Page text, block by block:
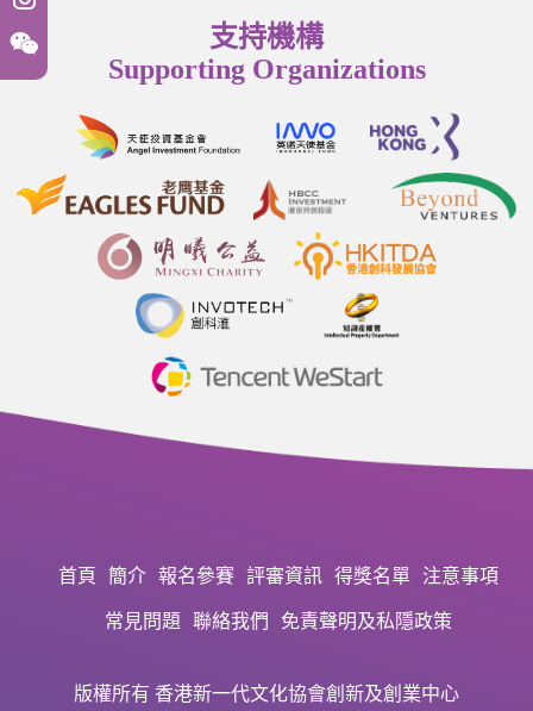
支持機構
Supporting Organizations
首頁 簡介 報名參賽 評審資訊 得獎名單 注意事項
常見問題 聯絡我們 免責聲明及私隱政策
版權所有 香港新一代文化協會創新及創業中心